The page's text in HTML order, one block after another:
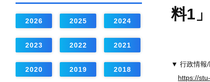
料1
▼ 行政情報/
https://
2026 2025 2024
2023 2022 2021
2020 2019 2018